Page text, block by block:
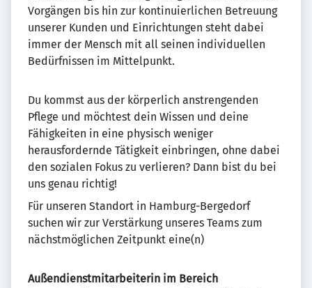
Vorgängen bis hin zur kontinuierlichen Betreuung
unserer Kunden und Einrichtungen steht dabei
immer der Mensch mit all seinen individuellen
Bedürfnissen im Mittelpunkt.
Du kommst aus der körperlich anstrengenden
Pflege und möchtest dein Wissen und deine
Fähigkeiten in eine physisch weniger
herausfordernde Tätigkeit einbringen, ohne dabei
den sozialen Fokus zu verlieren? Dann bist du bei
uns genau richtig!
Für unseren Standort in Hamburg-Bergedorf
suchen wir zur Verstärkung unseres Teams zum
nächstmöglichen Zeitpunkt eine(n)
Außendienstmitarbeiterin im Bereich